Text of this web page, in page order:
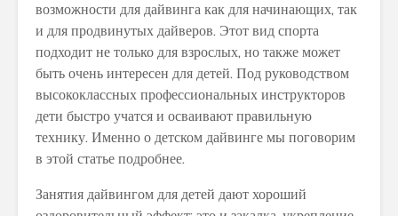
возможности для дайвинга как для начинающих, так
и для продвинутых дайверов. Этот вид спорта
подходит не только для взрослых, но также может
быть очень интересен для детей. Под руководством
высококлассных профессиональных инструкторов
дети быстро учатся и осваивают правильную
технику. Именно о детском дайвинге мы поговорим
в этой статье подробнее.
Занятия дайвингом для детей дают хороший